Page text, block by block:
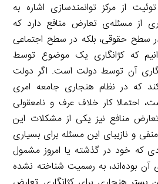
از مرکز توانمندسازی اشاره به
از مسئله‌ی تعارض منافع دارد که
در سطح حقوقی، بلکه در سطح اجتماعی
که کژانگاری یک موضوع توسط
آن توسط دولت است. اگر دولت
که در نظام هنجاری جامعه امری
احتمالا کار خلاف عرف و نامعقولی
منافع نیز یکی از مشکلات این
و نازیبای این مسئله برای بسیاری
که خود در گذشته یا امروز مشمول
آن بوده‌اند، به رسمیت شناخته نشده